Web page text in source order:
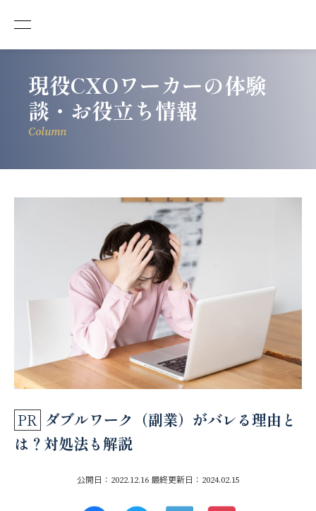
現役CXOワーカーの体験
談・お役立ち情報
Column
ダブルワーク（副業）がバレる理由と
は？対処法も解説
公開日：2022.12.16 最終更新日：2024.02.15